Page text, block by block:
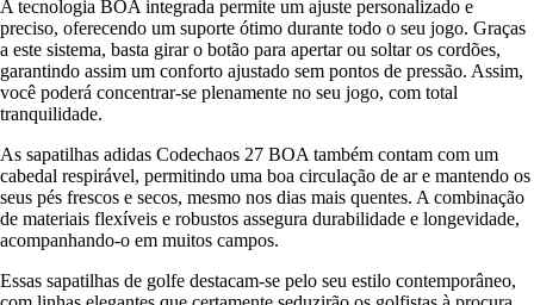
A tecnologia BOA integrada permite um ajuste personalizado e
preciso, oferecendo um suporte ótimo durante todo o seu jogo. Graças
a este sistema, basta girar o botão para apertar ou soltar os cordões,
garantindo assim um conforto ajustado sem pontos de pressão. Assim,
você poderá concentrar-se plenamente no seu jogo, com total
tranquilidade.
As sapatilhas adidas Codechaos 27 BOA também contam com um
cabedal respirável, permitindo uma boa circulação de ar e mantendo os
seus pés frescos e secos, mesmo nos dias mais quentes. A combinação
de materiais flexíveis e robustos assegura durabilidade e longevidade,
acompanhando-o em muitos campos.
Essas sapatilhas de golfe destacam-se pelo seu estilo contemporâneo,